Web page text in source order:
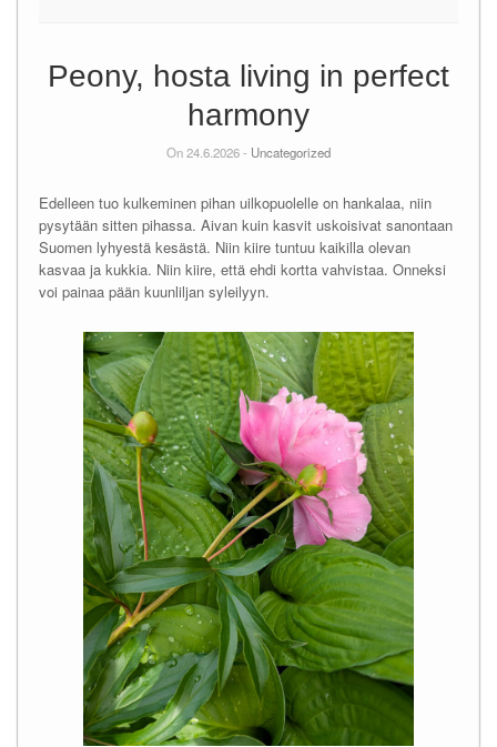
Peony, hosta living in perfect
harmony
On 24.6.2026 - Uncategorized
Edelleen tuo kulkeminen pihan uilkopuolelle on hankalaa, niin
pysytään sitten pihassa. Aivan kuin kasvit uskoisivat sanontaan
Suomen lyhyestä kesästä. Niin kiire tuntuu kaikilla olevan
kasvaa ja kukkia. Niin kiire, että ehdi kortta vahvistaa. Onneksi
voi painaa pään kuunliljan syleilyyn.